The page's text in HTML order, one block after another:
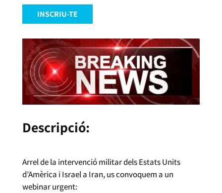
INSCRIU-TE
Descripció:
Arrel de la intervenció militar dels Estats Units
d’Amèrica i Israel a Iran, us convoquem a un
webinar urgent: